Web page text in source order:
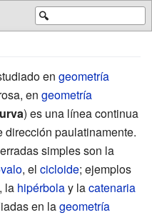
🔍
en geometría
en geometría
) es una línea continua
paulatinamente.
simples son la
, el cicloide; ejemplos
, la hipérbolay lacatenaria
en lageometría